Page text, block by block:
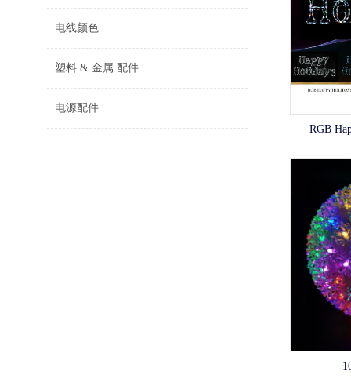
电线颜色
塑料 & 金属 配件
电源配件
RGB